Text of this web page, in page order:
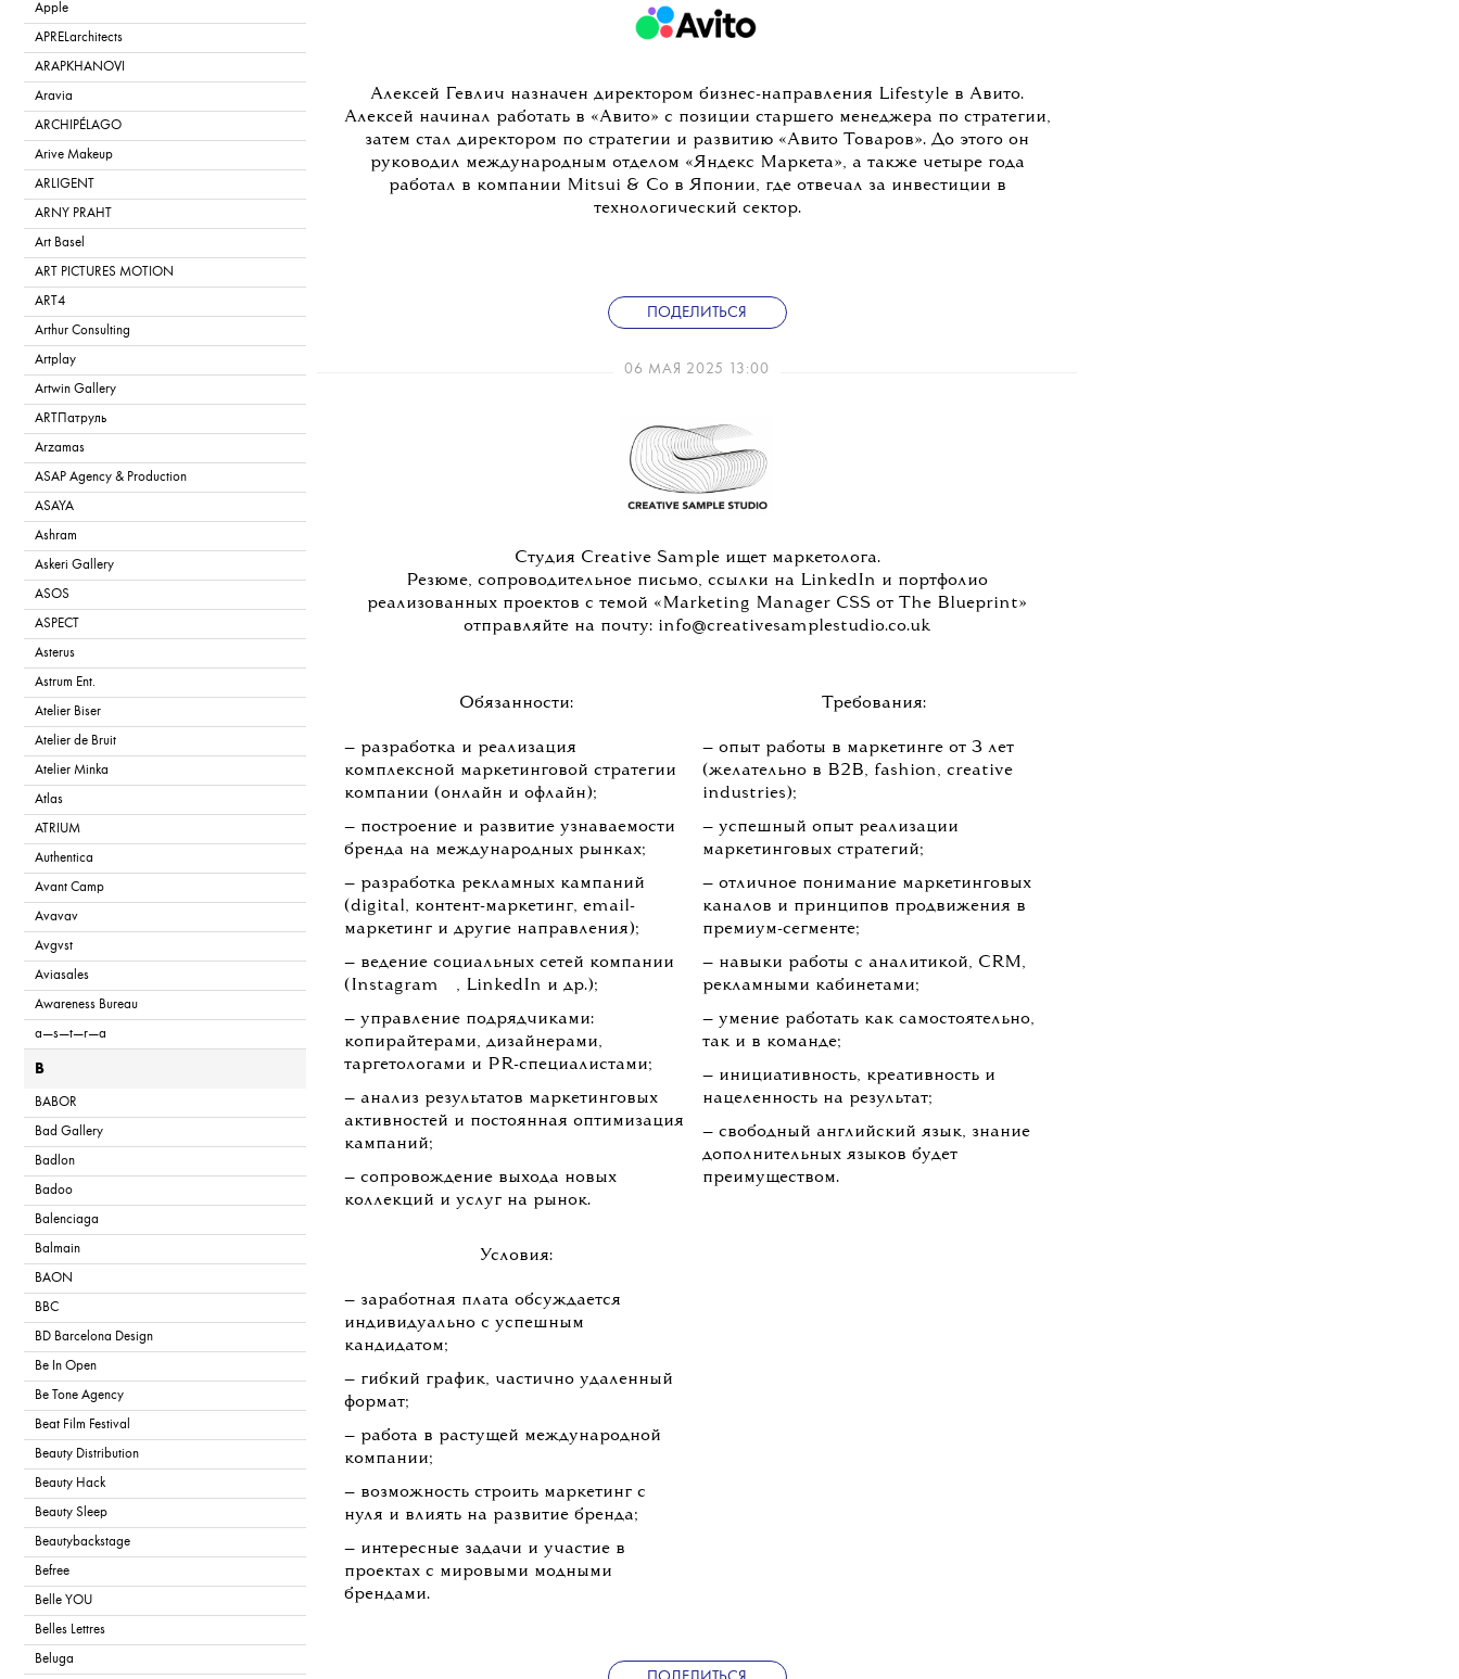
Apple
APRELarchitects
ARAPKHANOVI
Aravia
ARCHIPÉLAGO
Arive Makeup
ARLIGENT
ARNY PRAHT
Art Basel
ART PICTURES MOTION
ART4
Arthur Consulting
Artplay
Artwin Gallery
ARTПатруль
Arzamas
ASAP Agency & Production
ASAYA
Ashram
Askeri Gallery
ASOS
ASPECT
Asterus
Astrum Ent.
Atelier Biser
Atelier de Bruit
Atelier Minka
Atlas
ATRIUM
Authentica
Avant Camp
Avavav
Avgvst
Aviasales
Awareness Bureau
a—s—t—r—a
B
BABOR
Bad Gallery
Badlon
Badoo
Balenciaga
Balmain
BAON
BBC
BD Barcelona Design
Be In Open
Be Tone Agency
Beat Film Festival
Beauty Distribution
Beauty Hack
Beauty Sleep
Beautybackstage
Befree
Belle YOU
Belles Lettres
Beluga
Алексей Гевлич назначен директором бизнес-направления Lifestyle в Авито.
Алексей начинал работать в «Авито» с позиции старшего менеджера по стратегии,
затем стал директором по стратегии и развитию «Авито Товаров». До этого он
руководил международным отделом «Яндекс Маркета», а также четыре года
работал в компании Mitsui & Co в Японии, где отвечал за инвестиции в
технологический сектор.
ПОДЕЛИТЬСЯ
06 МАЯ 2025 13:00
Студия Creative Sample ищет маркетолога.
Резюме, сопроводительное письмо, ссылки на LinkedIn и портфолио
реализованных проектов с темой «Marketing Manager CSS от The Blueprint»
отправляйте на почту: info@creativesamplestudio.co.uk
Обязанности:
— разработка и реализация
комплексной маркетинговой стратегии
компании (онлайн и офлайн);
— построение и развитие узнаваемости
бренда на международных рынках;
— разработка рекламных кампаний
(digital, контент-маркетинг, email-
маркетинг и другие направления);
— ведение социальных сетей компании
(Instagram
, LinkedIn и др.);
— управление подрядчиками:
копирайтерами, дизайнерами,
таргетологами и PR-специалистами;
— анализ результатов маркетинговых
активностей и постоянная оптимизация
кампаний;
— сопровождение выхода новых
коллекций и услуг на рынок.
Условия:
— заработная плата обсуждается
индивидуально с успешным
кандидатом;
— гибкий график, частично удаленный
формат;
— работа в растущей международной
компании;
— возможность строить маркетинг с
нуля и влиять на развитие бренда;
— интересные задачи и участие в
проектах с мировыми модными
брендами.
Требования:
— опыт работы в маркетинге от 3 лет
(желательно в B2B, fashion, creative
industries);
— успешный опыт реализации
маркетинговых стратегий;
— отличное понимание маркетинговых
каналов и принципов продвижения в
премиум-сегменте;
— навыки работы с аналитикой, CRM,
рекламными кабинетами;
— умение работать как самостоятельно,
так и в команде;
— инициативность, креативность и
нацеленность на результат;
— свободный английский язык, знание
дополнительных языков будет
преимуществом.